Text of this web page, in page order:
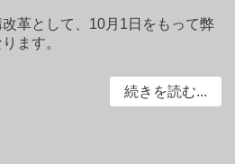
革として、10月1日をもって弊
ます。
続きを読む...